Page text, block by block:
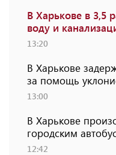
В Харькове в 3,5
воду и
13:20
В Харькове
за помощь
13:00
В Харькове
городским
12:42